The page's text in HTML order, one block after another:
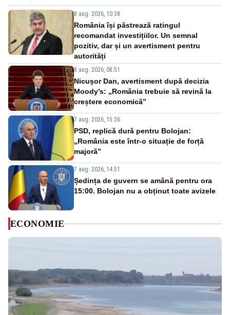
8 aug. 2026, 10:38
România își păstrează ratingul
recomandat investițiilor. Un semnal
pozitiv, dar și un avertisment pentru
autorități
8 aug. 2026, 08:51
Nicușor Dan, avertisment după decizia
Moody’s: „România trebuie să revină la
creștere economică”
7 aug. 2026, 15:26
PSD, replică dură pentru Bolojan:
„România este într-o situație de forță
majoră”
7 aug. 2026, 14:51
Ședința de guvern se amână pentru ora
15:00. Bolojan nu a obținut toate avizele
ECONOMIE